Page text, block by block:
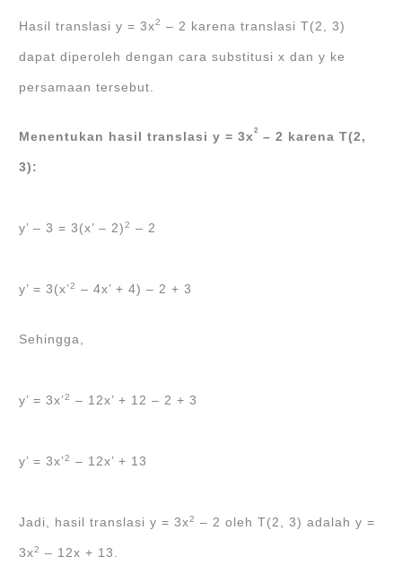
Hasil translasi y = 3x2 – 2 karena translasi T(2, 3)
dapat diperoleh dengan cara substitusi x dan y ke
persamaan tersebut.
Menentukan hasil translasi y = 3x2 – 2 karena T(2,
3):
y’ – 3 = 3(x’ – 2)2 – 2
y’ = 3(x’2 – 4x’ + 4) – 2 + 3
Sehingga,
y’ = 3x’2 – 12x’ + 12 – 2 + 3
y’ = 3x’2 – 12x’ + 13
Jadi, hasil translasi y = 3x2 – 2 oleh T(2, 3) adalah y =
3x2 – 12x + 13.